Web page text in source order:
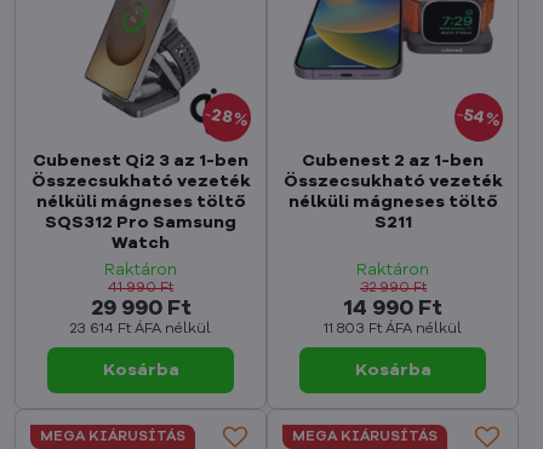
28%
Cubenest Qi2 3 az 1-ben
Összecsukható vezeték
nélküli mágneses töltő
SQS312 Pro Samsung
Watch
Raktáron
29 990 Ft
23 614 Ft ÁFA nélkül
41 990 Ft
Kosárba
54%
Cubenest 2 az 1-ben
Összecsukható vezeték
nélküli mágneses töltő
S211
Raktáron
14 990 Ft
11 803 Ft ÁFA nélkül
32 990 Ft
Kosárba
MEGA KIÁRUSÍTÁS MEGA KIÁRUSÍTÁS